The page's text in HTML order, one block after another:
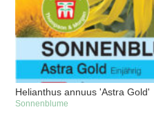
Helianthus annuus 'Astra Gold'
Sonnenblume